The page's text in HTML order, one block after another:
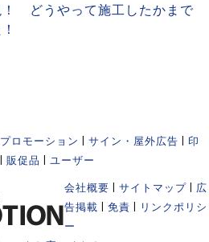
！ どうやって施工したかまで
プロモーション サイン・屋外広告
印
販促品 ユーザー
会社概要 サイトマップ
広
告掲載
免責
リンクポリシ
ー